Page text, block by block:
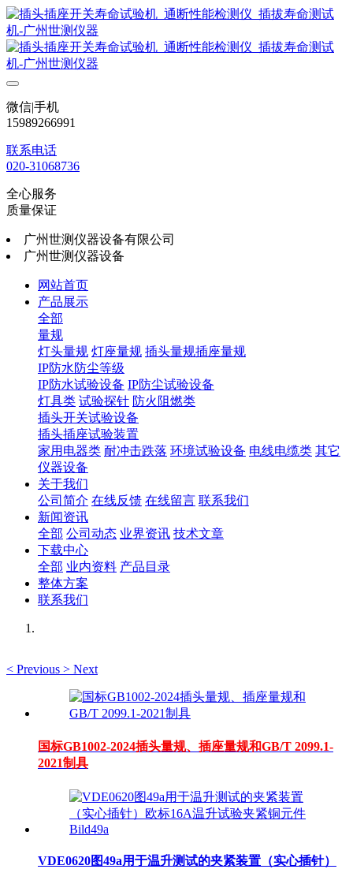
微信|手机
15989266991
联系电话
020-31068736
全心服务
质量保证
广州世测仪器设备有限公司
广州世测仪器设备
网站首页
产品展示
全部
量规
灯头量规 灯座量规 插头量规插座量规
IP防水防尘等级
IP防水试验设备 IP防尘试验设备
灯具类 试验探针 防火阻燃类
插头开关试验设备
插头插座试验装置
家用电器类 耐冲击跌落 环境试验设备 电线电缆类 其它
仪器设备
关于我们
公司简介 在线反馈 在线留言 联系我们
新闻资讯
全部 公司动态 业界资讯 技术文章
下载中心
全部 业内资料 产品目录
整体方案
联系我们
< Previous > Next
国标GB1002-2024插头量规、插座量规和GB/T 2099.1-
2021制具
VDE0620图49a用于温升测试的夹紧装置（实心插针）